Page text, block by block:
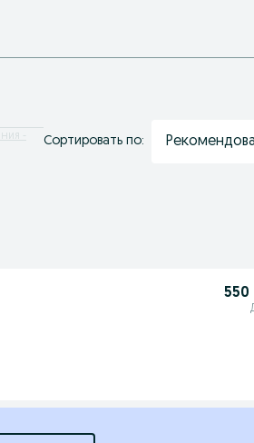
-
Сортировать по:
550